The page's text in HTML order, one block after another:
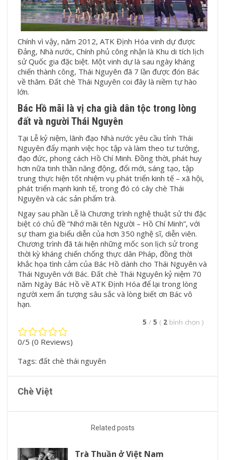
Chính vì vậy, năm 2012, ATK Định Hóa vinh dự được
Đảng, Nhà nước, Chính phủ công nhận là Khu di tích lịch
sử Quốc gia đặc biệt. Một vinh dự là sau ngày kháng
chiến thành công, Thái Nguyên đã 7 lần được đón Bác
về thăm. Đất chè Thái Nguyên coi đây là niềm tự hào
lớn.
Bác Hồ mãi là vị cha già dân tộc trong lòng
đất và người Thái Nguyên
Tại Lễ kỷ niệm, lãnh đạo Nhà nước yêu cầu tỉnh Thái
Nguyên đẩy mạnh việc học tập và làm theo tư tưởng,
đạo đức, phong cách Hồ Chí Minh. Đồng thời, phát huy
hơn nữa tinh thần năng động, đổi mới, sáng tạo, tập
trung thực hiện tốt nhiệm vụ phát triển kinh tế – xã hội,
phát triển mạnh kinh tế, trong đó có cây chè Thái
Nguyên và các sản phẩm trà.
Ngay sau phần Lễ là Chương trình nghệ thuật sử thi đặc
biệt có chủ đề “Nhớ mãi tên Người – Hồ Chí Minh”, với
sự tham gia biểu diễn của hơn 350 nghệ sĩ, diễn viên.
Chương trình đã tái hiện những mốc son lịch sử trong
thời kỳ kháng chiến chống thực dân Pháp, đồng thời
khắc họa tình cảm của Bác Hồ dành cho Thái Nguyên và
Thái Nguyên với Bác. Đất chè Thái Nguyên kỷ niệm 70
năm Ngày Bác Hồ về ATK Định Hóa để lại trong lòng
người xem ấn tượng sâu sắc và lòng biết ơn Bác vô
hạn.
5 / 5 ( 2 bình chọn )
0/5 (0 Reviews)
Tags: đất chè thái nguyên
Chè Việt
Related posts
Trà Thuần ở Việt Nam